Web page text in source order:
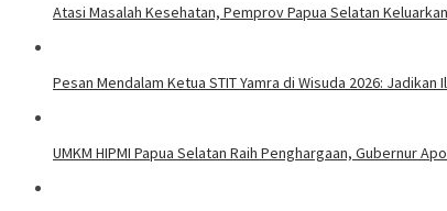
Atasi Masalah Kesehatan, Pemprov Papua Selatan
Pesan Mendalam Ketua STIT Yamra di Wisuda 2026: Jadikan
UMKM HIPMI Papua Selatan Raih Penghargaan, Gubernur